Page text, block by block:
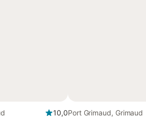
10,0Port Grimaud, Grimaud